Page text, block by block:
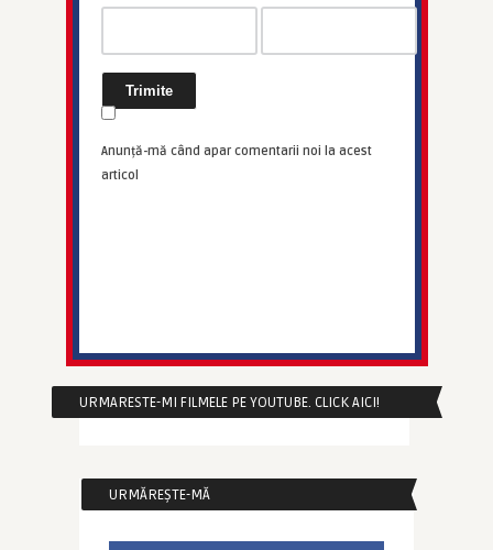
Anunță-mă când apar comentarii noi la acest
articol
URMARESTE-MI FILMELE PE YOUTUBE. CLICK AICI!
URMĂREȘTE-MĂ